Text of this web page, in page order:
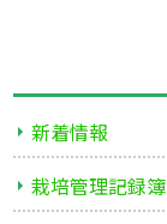
新着情報
栽培管理記録簿